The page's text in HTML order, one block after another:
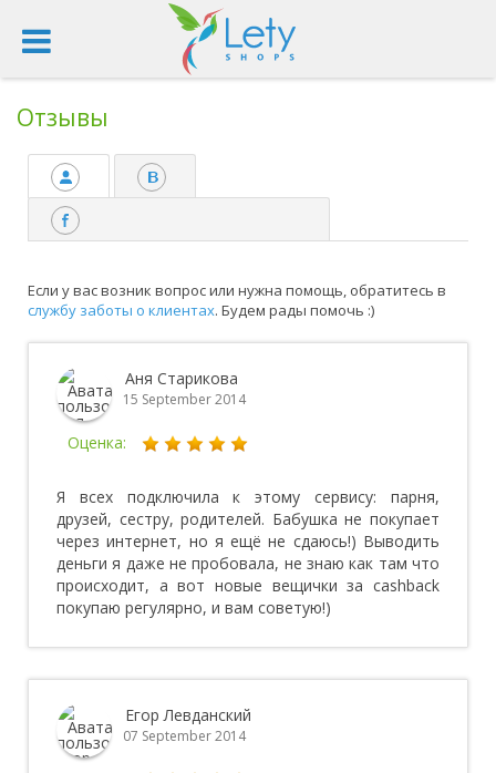
Отзывы
Если у вас возник вопрос или нужна помощь, обратитесь в
службу заботы о клиентах. Будем рады помочь :)
Аня Старикова
15 September 2014
Оценка:
Я всех подключила к этому сервису: парня,
друзей, сестру, родителей. Бабушка не покупает
через интернет, но я ещё не сдаюсь!) Выводить
деньги я даже не пробовала, не знаю как там что
происходит, а вот новые вещички за cashback
покупаю регулярно, и вам советую!)
Егор Левданский
07 September 2014